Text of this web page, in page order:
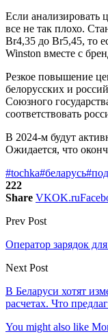
Если анализировать
все не так плохо.
Br4,35 до Br5,45, то
Winston вместе с
Резкое повышение
белорусских и
Союзного
соответствовать
В 2024-м будут
Ожидается, что
#tochka#беларусь
222
Share VKOK.ru
Prev Post
Оператор зарядок
Next Post
В Беларуси хотят
расчетах. Что
You might also like